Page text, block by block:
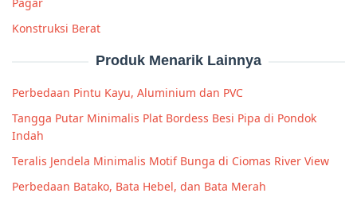
Pagar
Konstruksi Berat
Produk Menarik Lainnya
Perbedaan Pintu Kayu, Aluminium dan PVC
Tangga Putar Minimalis Plat Bordess Besi Pipa di Pondok
Indah
Teralis Jendela Minimalis Motif Bunga di Ciomas River View
Perbedaan Batako, Bata Hebel, dan Bata Merah